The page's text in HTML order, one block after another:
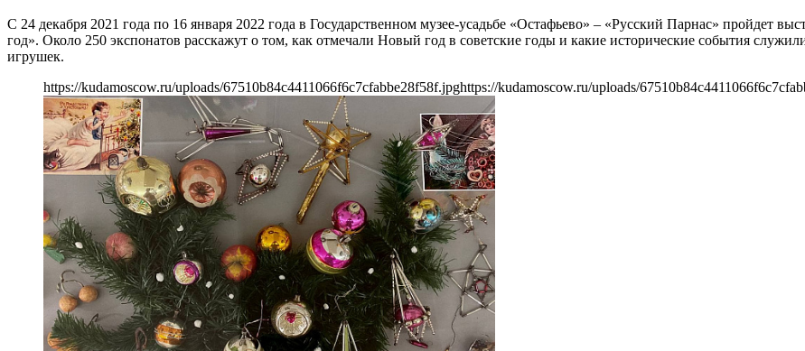
С 24 декабря 2021 года по 16 января 2022 года в Государственном музее-усадьбе «Остафьево» ‒ «Русский Парнас» пройдет
год». Около 250 экспонатов расскажут о том, как отмечали Новый год в советские годы и какие исторические события
игрушек.
https://kudamoscow.ru/uploads/67510b84c4411066f6c7cfabbe28f58f.jpghttps://kudamoscow.ru/uploads/